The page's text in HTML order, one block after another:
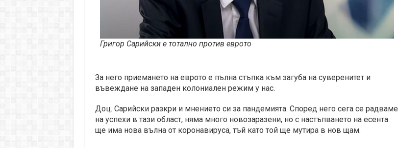
Григор Сарийски е тотално против еврото
За него приемането на еврото е пълна стъпка към загуба на суверенитет и
въвеждане на западен колониален режим у нас.
Доц. Сарийски разкри и мнението си за пандемията. Според него сега се радваме
на успехи в тази област, няма много новозаразени, но с настъпването на есента
ще има нова вълна от коронавируса, тъй като той ще мутира в нов щам.